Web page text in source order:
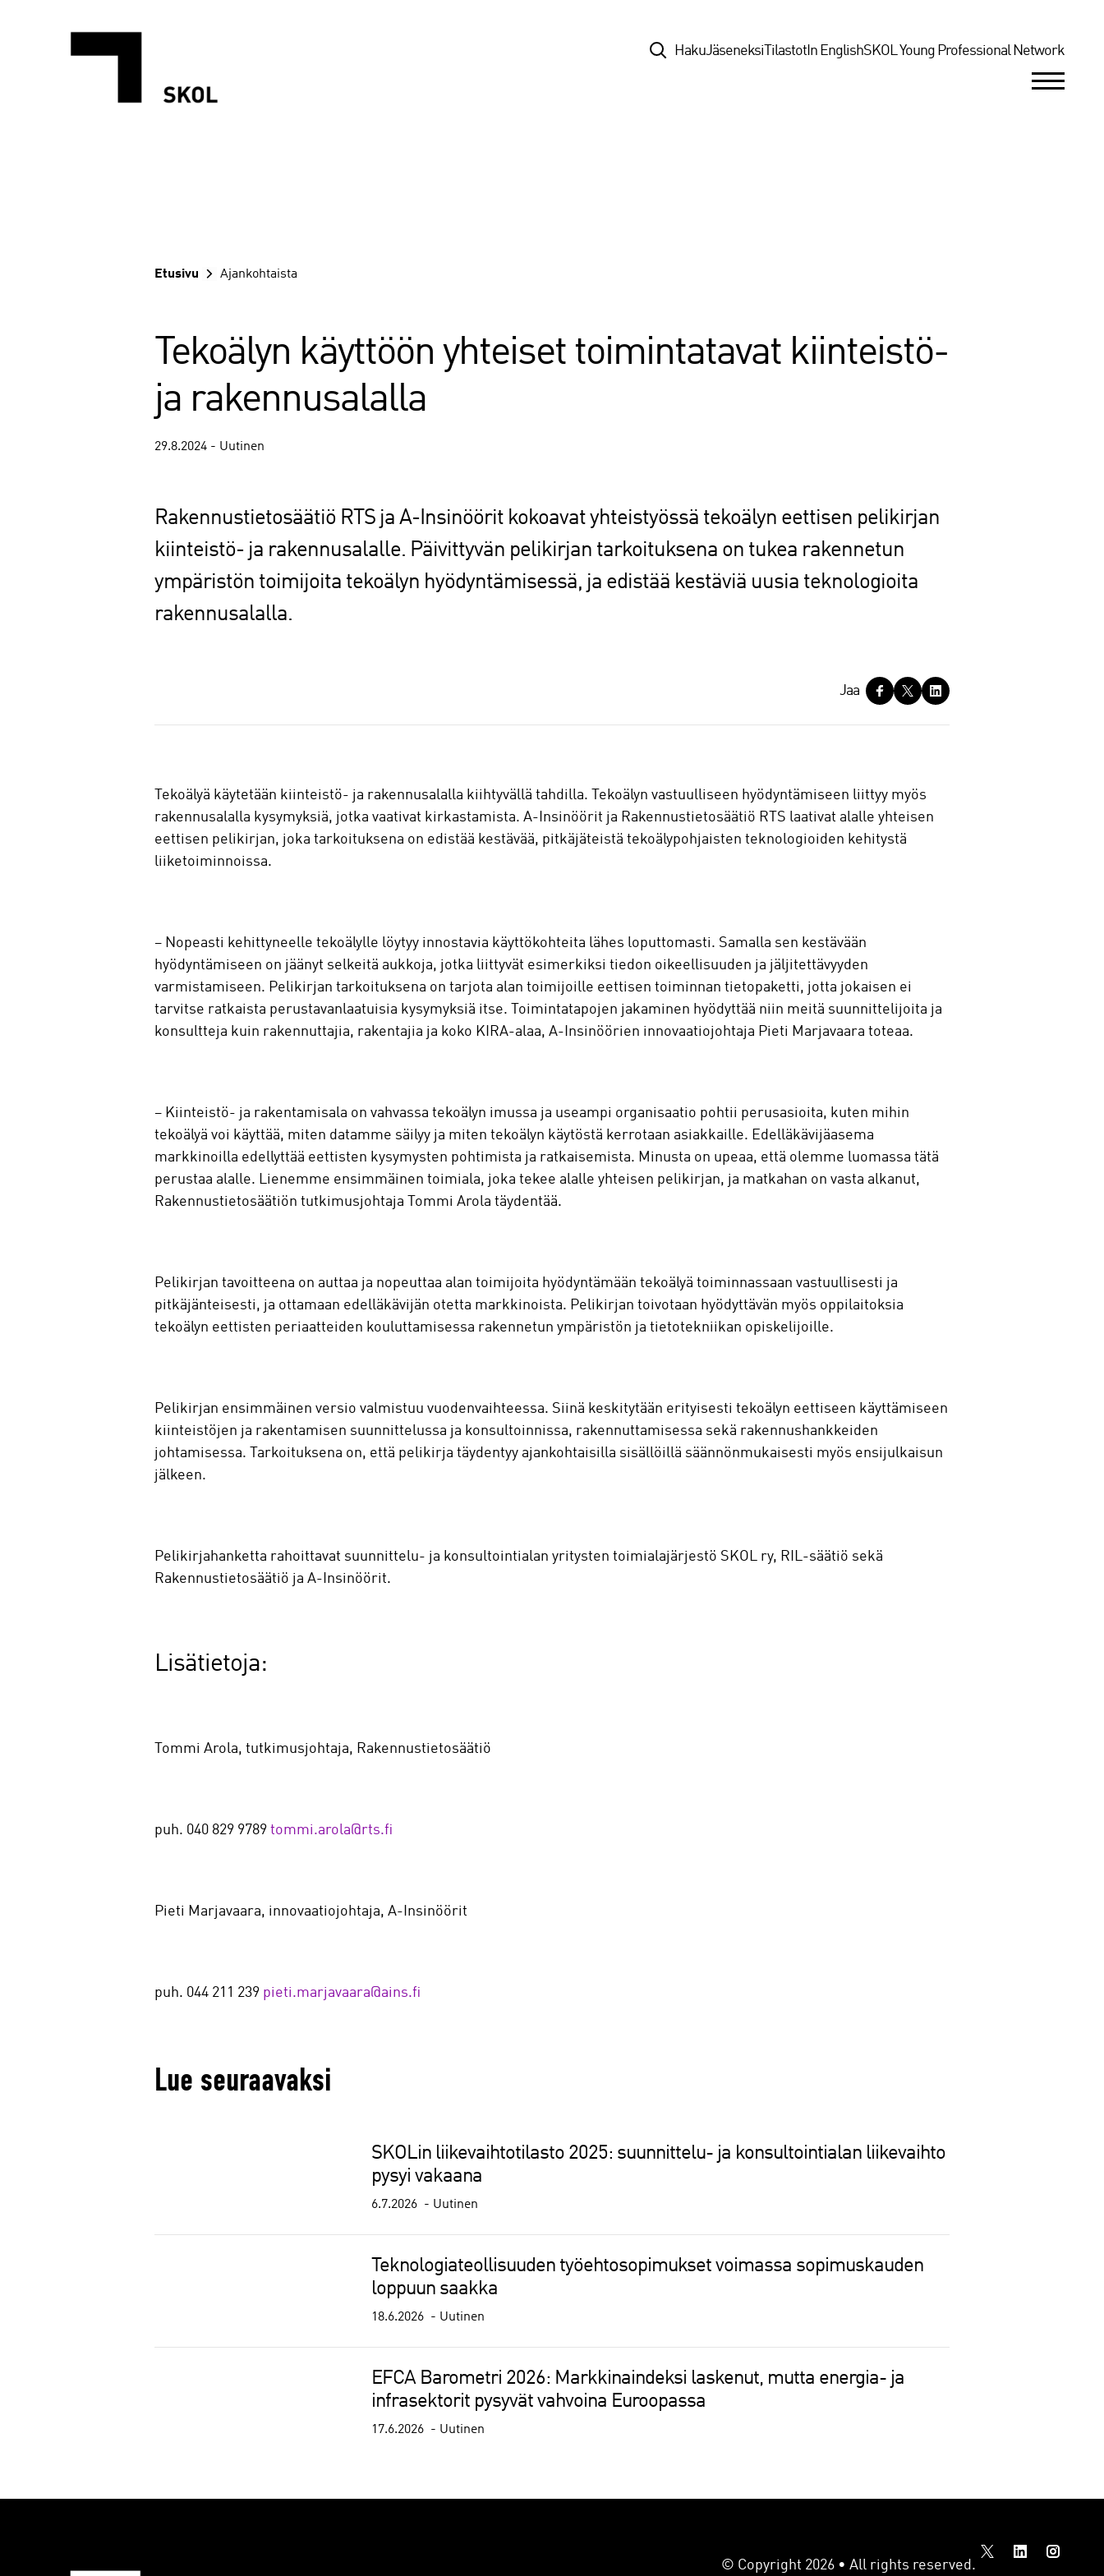
TopHakuJäseneksi Tilastot In EnglishSKOL Young Professional Network
Etusivu Ajankohtaista
Tekoälyn käyttöön yhteiset toimintatavat kiinteistö-
ja rakennusalalla
29.8.2024 - Uutinen
Rakennustietosäätiö RTS ja A-Insinöörit kokoavat yhteistyössä tekoälyn eettisen pelikirjan
kiinteistö- ja rakennusalalle. Päivittyvän pelikirjan tarkoituksena on tukea rakennetun
ympäristön toimijoita tekoälyn hyödyntämisessä, ja edistää kestäviä uusia teknologioita
rakennusalalla.
a
Jaa
Tekoälyä käytetään kiinteistö- ja rakennusalalla kiihtyvällä tahdilla. Tekoälyn vastuulliseen hyödyntämiseen liittyy myös
rakennusalalla kysymyksiä, jotka vaativat kirkastamista. A-Insinöörit ja Rakennustietosäätiö RTS laativat alalle yhteisen
eettisen pelikirjan, joka tarkoituksena on edistää kestävää, pitkäjäteistä tekoälypohjaisten teknologioiden kehitystä
liiketoiminnoissa.
– Nopeasti kehittyneelle tekoälylle löytyy innostavia käyttökohteita lähes loputtomasti. Samalla sen kestävään
hyödyntämiseen on jäänyt selkeitä aukkoja, jotka liittyvät esimerkiksi tiedon oikeellisuuden ja jäljitettävyyden
varmistamiseen. Pelikirjan tarkoituksena on tarjota alan toimijoille eettisen toiminnan tietopaketti, jotta jokaisen ei
tarvitse ratkaista perustavanlaatuisia kysymyksiä itse. Toimintatapojen jakaminen hyödyttää niin meitä suunnittelijoita ja
konsultteja kuin rakennuttajia, rakentajia ja koko KIRA-alaa, A-Insinöörien innovaatiojohtaja Pieti Marjavaara toteaa.
– Kiinteistö- ja rakentamisala on vahvassa tekoälyn imussa ja useampi organisaatio pohtii perusasioita, kuten mihin
tekoälyä voi käyttää, miten datamme säilyy ja miten tekoälyn käytöstä kerrotaan asiakkaille. Edelläkävijäasema
markkinoilla edellyttää eettisten kysymysten pohtimista ja ratkaisemista. Minusta on upeaa, että olemme luomassa tätä
perustaa alalle. Lienemme ensimmäinen toimiala, joka tekee alalle yhteisen pelikirjan, ja matkahan on vasta alkanut,
Rakennustietosäätiön tutkimusjohtaja Tommi Arola täydentää.
Pelikirjan tavoitteena on auttaa ja nopeuttaa alan toimijoita hyödyntämään tekoälyä toiminnassaan vastuullisesti ja
pitkäjänteisesti, ja ottamaan edelläkävijän otetta markkinoista. Pelikirjan toivotaan hyödyttävän myös oppilaitoksia
tekoälyn eettisten periaatteiden kouluttamisessa rakennetun ympäristön ja tietotekniikan opiskelijoille.
Pelikirjan ensimmäinen versio valmistuu vuodenvaihteessa. Siinä keskitytään erityisesti tekoälyn eettiseen käyttämiseen
kiinteistöjen ja rakentamisen suunnittelussa ja konsultoinnissa, rakennuttamisessa sekä rakennushankkeiden
johtamisessa. Tarkoituksena on, että pelikirja täydentyy ajankohtaisilla sisällöillä säännönmukaisesti myös ensijulkaisun
jälkeen.
Pelikirjahanketta rahoittavat suunnittelu- ja konsultointialan yritysten toimialajärjestö SKOL ry, RIL-säätiö sekä
Rakennustietosäätiö ja A-Insinöörit.
Lisätietoja:
Tommi Arola, tutkimusjohtaja, Rakennustietosäätiö
puh. 040 829 9789 tommi.arola@rts.fi
Pieti Marjavaara, innovaatiojohtaja, A-Insinöörit
puh. 044 211 239 pieti.marjavaara@ains.fi
Lue seuraavaksi
SKOLin liikevaihtotilasto 2025: suunnittelu- ja konsultointialan liikevaihto
pysyi vakaana
6.7.2026 Uutinen
Teknologiateollisuuden työehtosopimukset voimassa sopimuskauden
loppuun saakka
18.6.2026 Uutinen
EFCA Barometri 2026: Markkinaindeksi laskenut, mutta energia- ja
infrasektorit pysyvät vahvoina Euroopassa
17.6.2026 Uutinen
© Copyright 2026 • All rights reserved.